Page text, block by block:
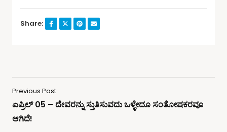
Share:
Previous Post
ಏಪ್ರಿಲ್ 05 – ದೇವರನ್ನು ಸ್ತುತಿಸುವದು ಒಳ್ಳೇದೂ ಸಂತೋಷಕರವೂ
ಆಗಿದೆ!